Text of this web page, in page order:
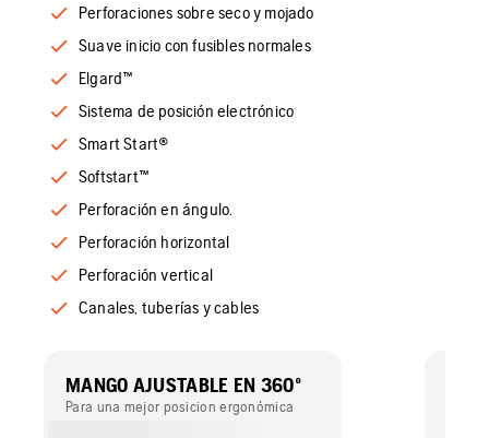
Perforaciones sobre seco y mojado
Suave inicio con fusibles normales
Elgard™
Sistema de posición electrónico
Smart Start®
Softstart™
Perforación en ángulo.
Perforación horizontal
Perforación vertical
Canales, tuberías y cables
MANGO AJUSTABLE EN 360º
Para una mejor posicion ergonómica